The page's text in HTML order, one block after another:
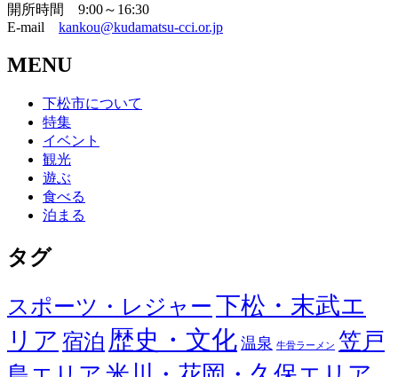
開所時間 9:00～16:30
E-mail kankou@kudamatsu-cci.or.jp
MENU
下松市について
特集
イベント
観光
遊ぶ
食べる
泊まる
タグ
スポーツ・レジャー 下松・末武エ
リア 宿泊 歴史・文化 温泉 牛骨ラーメン 笠戸